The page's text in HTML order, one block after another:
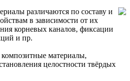
различаются по составу и
в зависимости от их
корневых каналов, фиксации
и пр.
материалы,
целостности твёрдых